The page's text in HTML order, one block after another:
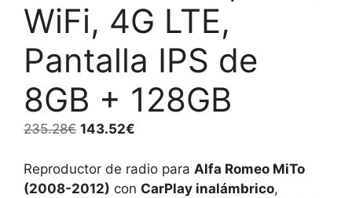
WiFi, 4G LTE,
Pantalla IPS de
8GB + 128GB
235.28€ El
original
era:
143.52€
actual
es:
Reproductor de radio para Alfa Romeo MiTo
(2008-2012) con CarPlay inalámbrico,